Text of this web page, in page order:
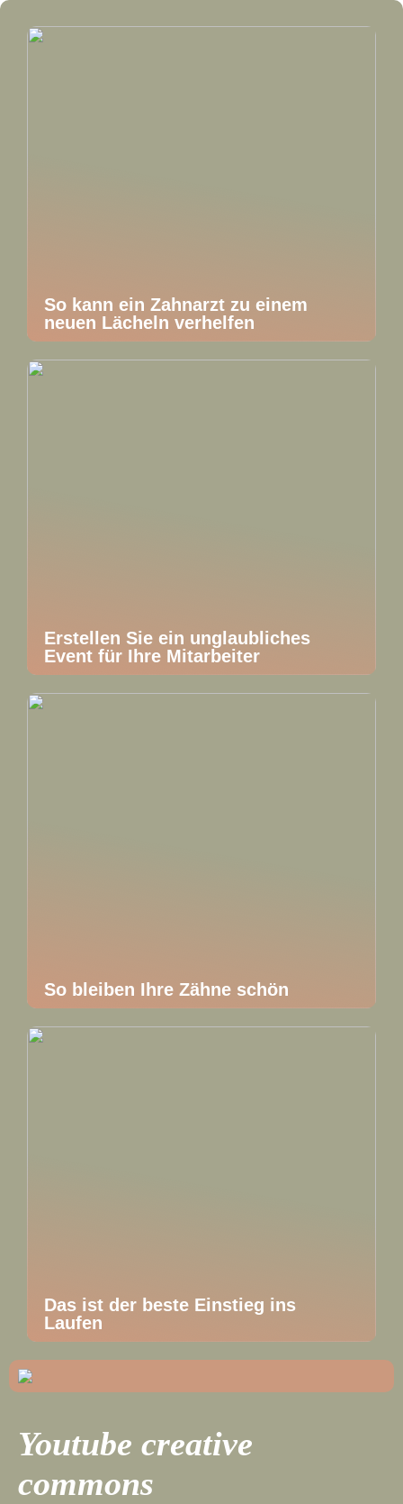
So kann ein Zahnarzt zu einem
neuen Lächeln verhelfen
Erstellen Sie ein unglaubliches
Event für Ihre Mitarbeiter
So bleiben Ihre Zähne schön
Das ist der beste Einstieg ins
Laufen
Youtube creative
commons